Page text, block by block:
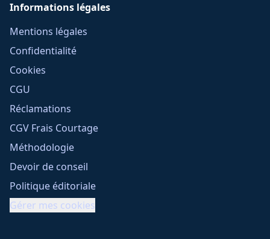
Informations légales
Mentions légales
Confidentialité
Cookies
CGU
Réclamations
CGV Frais Courtage
Méthodologie
Devoir de conseil
Politique éditoriale
Gérer mes cookies